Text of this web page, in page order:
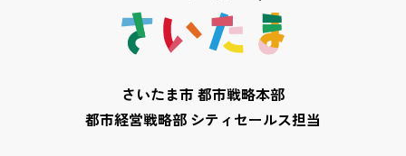
さいたま市 都市戦略本部
都市経営戦略部 シティセールス担当